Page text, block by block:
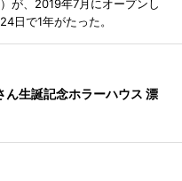
が、2019年7月にオープンし
日で1年がたった。
ん生誕記念ホラーハウス 漂